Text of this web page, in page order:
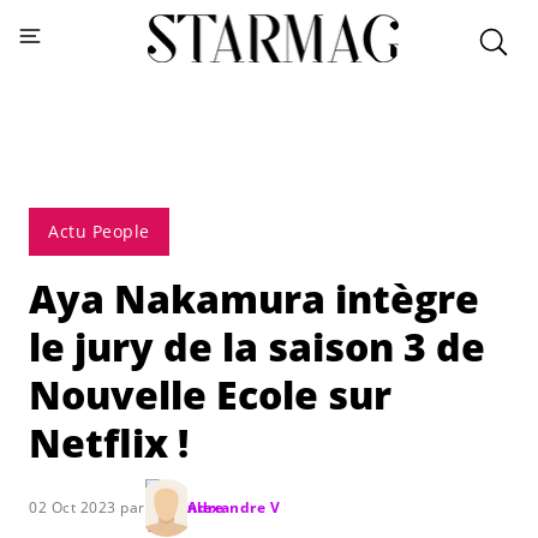
Actu People
Aya Nakamura intègre
le jury de la saison 3 de
Nouvelle Ecole sur
Netflix !
02 Oct 2023 par Alexandre V